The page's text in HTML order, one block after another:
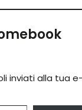
inviati alla tua